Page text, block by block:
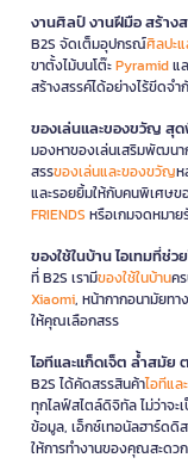
งานศิลป์ งานฝีมือ สร้าง
B2S จัดเต็มอุปกรณ์ศิลปะ
ขาตั้งไม้บนโต๊ะPyramidแ
สร้างสรรค์ได้อย่างไร้ขีดจำ
ของเล่นและของขวัญ สุ
มองหาของเล่นเสริมพัฒน
สรรของเล่นและของขวัญห
และรอยยิ้มให้กับคนพิเศษข
FRIENDS หรือเกมจดหมาย
ของใช้ในบ้าน ไอเทมที่ช่
ที่ B2S เรามีของใช้ในบ้านค
Xiaomi, หน้ากากอนามัยท
ให้คุณเลือกสรร
ไอทีและแก็ดเจ็ต ล้ำสมัย
B2S ได้คัดสรรสินค้าไอทีแล
ทุกไลฟ์สไตล์ดิจิทัล ไม่ว่าจะ
ข้อมูล, เอ็กซ์เทอนัลฮาร์ดดิ
ให้การทำงานของคุณสะดว